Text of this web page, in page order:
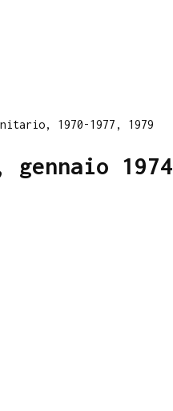
1970-1977, 1979
gennaio 1974